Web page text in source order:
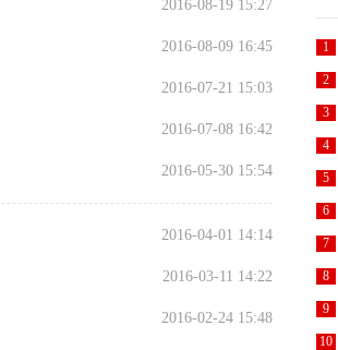
2016-08-19 15:27
2016-08-09 16:45
2016-07-21 15:03
2016-07-08 16:42
2016-05-30 15:54
2016-04-01 14:14
2016-03-11 14:22
2016-02-24 15:48
1
2
3
4
5
6
7
8
9
10